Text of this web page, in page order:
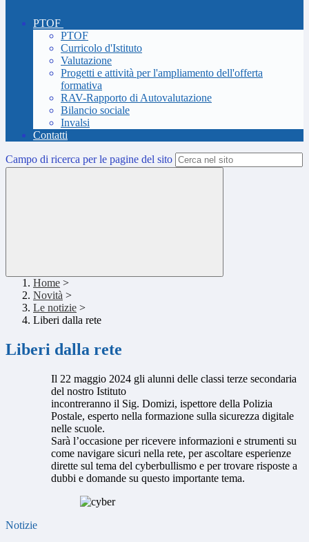
PTOF
PTOF
Curricolo d'Istituto
Valutazione
Progetti e attività per l'ampliamento dell'offerta
formativa
RAV-Rapporto di Autovalutazione
Bilancio sociale
Invalsi
Contatti
Campo di ricerca per le pagine del sito
Home >
Novità >
Le notizie >
Liberi dalla rete
Liberi dalla rete
Il 22 maggio 2024 gli alunni delle classi terze secondaria
del nostro Istituto
incontreranno il Sig. Domizi, ispettore della Polizia
Postale, esperto nella formazione sulla sicurezza digitale
nelle scuole.
Sarà l’occasione per ricevere informazioni e strumenti su
come navigare sicuri nella rete, per ascoltare esperienze
dirette sul tema del cyberbullismo e per trovare risposte a
dubbi e domande su questo importante tema.
Notizie